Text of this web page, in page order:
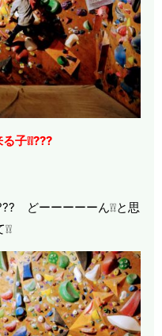
子❕❕???
どーーーーーん❕❕と思